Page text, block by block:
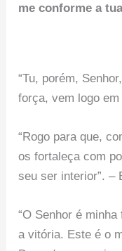
me conforme a
“Tu, porém,
força, vem logo
“Rogo para que,
os fortaleça com
seu ser interior”. –
“O Senhor é
a vitória. Este é o